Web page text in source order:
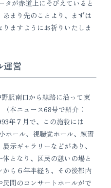
タが赤道上にそびえていると
まり先のことより、まずは
ますようにお祈りいたしま
運営
駅南口から線路に沿って東
本ニュース68号で紹介：
年７月で、この施設には
ホール、視聴覚ホール、練習
示ギャラリーなどがあり、
となり、区民の憩いの場と
ら６年半経ち、その後都内
間のコンサートホールがで